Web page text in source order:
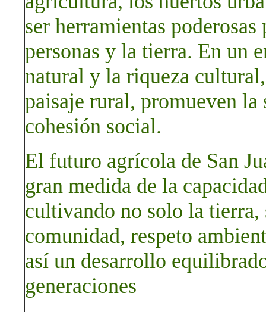
ser herramientas
personas y la tierra. En un
natural y la riqueza
paisaje rural, promueven
cohesión social.
El futuro agrícola de San
gran medida de la
cultivando no solo la
comunidad, respeto
así un desarrollo
generaciones